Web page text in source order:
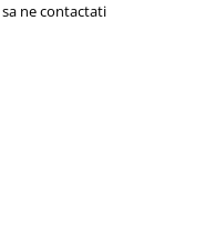
ne contactati